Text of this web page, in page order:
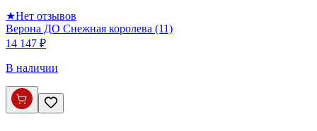
★Нет отзывов
Верона ДО Снежная королева (11)
14 147 ₽
В наличии